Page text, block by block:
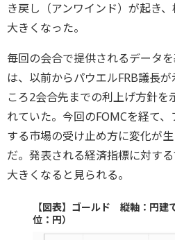
き戻し（アンワインド）が起き
大きくなった。
毎回の会合で提供されるデータ
は、以前からパウエルFRB議長
ころ2会合先までの利上げ方針を
れていた。今回のFOMCを経て
する市場の受け止め方に変化が
だ。発表される経済指標に対す
大きくなると見られる。
【図表】ゴールド 縦軸：円建
位：円）